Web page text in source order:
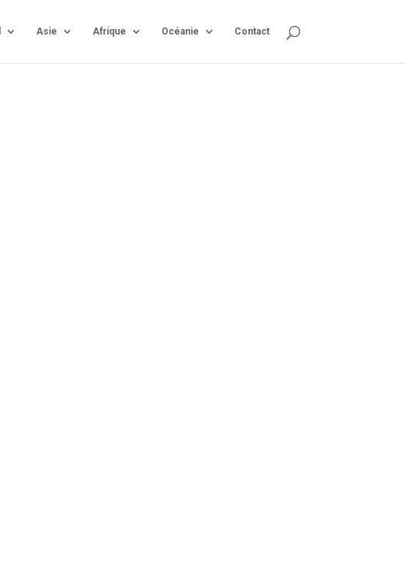
Asie Afrique Océanie Contact